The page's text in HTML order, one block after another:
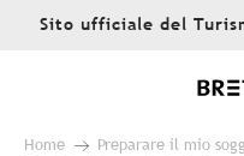
AllerSito ufficiale del
Home Preparare il mio